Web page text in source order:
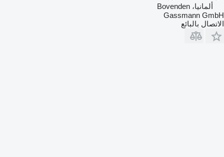
ألمانيا، Bovenden
Gassmann GmbH
الاتصال بالبائع